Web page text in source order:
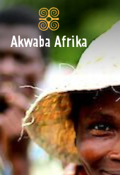
Akwaba Afrika